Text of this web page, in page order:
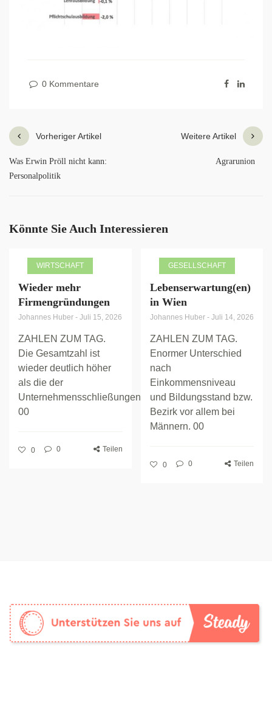
0 Kommentare
Vorheriger Artikel
Was Erwin Pröll nicht kann:
Personalpolitik
Weitere Artikel
Agrarunion
Könnte Sie Auch Interessieren
WIRTSCHAFT
Wieder mehr
Firmengründungen
Johannes Huber - Juli 15, 2026
ZAHLEN ZUM TAG.
Die Gesamtzahl ist
wieder deutlich höher
als die der
Unternehmensschließungen.
00
0 0 Teilen
GESELLSCHAFT
Lebenserwartung(en)
in Wien
Johannes Huber - Juli 14, 2026
ZAHLEN ZUM TAG.
Enormer Unterschied
nach
Einkommensniveau
und Bildungsstand bzw.
Bezirk vor allem bei
Männern. 00
0 0 Teilen